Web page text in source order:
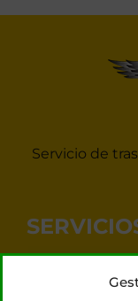
Servicio de